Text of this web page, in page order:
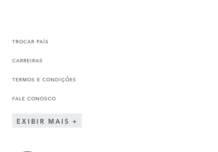
TROCAR PAÍS
CARREIRAS
TERMOS E CONDIÇÕES
FALE CONOSCO
EXIBIR MAIS